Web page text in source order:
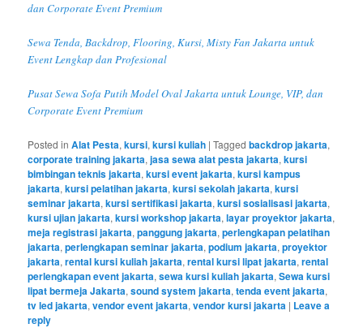
dan Corporate Event Premium
Sewa Tenda, Backdrop, Flooring, Kursi, Misty Fan Jakarta untuk
Event Lengkap dan Profesional
Pusat Sewa Sofa Putih Model Oval Jakarta untuk Lounge, VIP, dan
Corporate Event Premium
Posted in Alat Pesta,kursi,kursi kuliah |Tagged backdrop jakarta,
corporate training jakarta,jasa sewa alat pesta jakarta,kursi
bimbingan teknis jakarta,kursi event jakarta,kursi kampus
jakarta,kursi pelatihan jakarta,kursi sekolah jakarta,kursi
seminar jakarta,kursi sertifikasi jakarta,kursi sosialisasi jakarta,
kursi ujian jakarta,kursi workshop jakarta,layar proyektor jakarta,
meja registrasi jakarta,panggung jakarta,perlengkapan pelatihan
jakarta,perlengkapan seminar jakarta,podium jakarta,proyektor
jakarta,rental kursi kuliah jakarta,rental kursi lipat jakarta,rental
perlengkapan event jakarta,sewa kursi kuliah jakarta,Sewa kursi
lipat bermeja Jakarta,sound system jakarta,tenda event jakarta,
tv led jakarta,vendor event jakarta,vendor kursi jakarta | Leave a
reply